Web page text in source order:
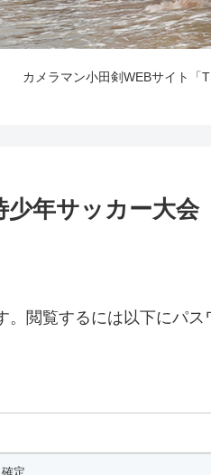
カメラマン小田剣WEBサイト「
年サッカー大会
閲覧するには以下にパ